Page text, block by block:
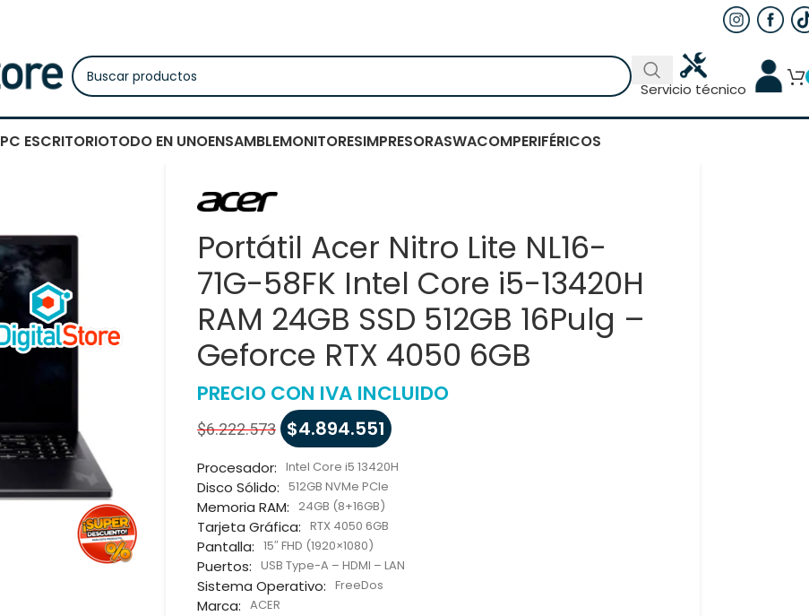
Servicio técnico
PC ESCRITORIOTODO EN UNOENSAMBLEMONITORESIMPRESORASWACOMPERIFÉRICOS
Portátil Acer Nitro Lite NL16-
71G-58FK Intel Core i5-13420H
RAM 24GB SSD 512GB 16Pulg –
Geforce RTX 4050 6GB
PRECIO CON IVA INCLUIDO
$6.222.573 $4.894.551
Procesador: Intel Core i5 13420H
Disco Sólido: 512GB NVMe PCIe
Memoria RAM: 24GB (8+16GB)
Tarjeta Gráfica: RTX 4050 6GB
Pantalla: 15″ FHD (1920×1080)
Puertos: USB Type-A – HDMI – LAN
Sistema Operativo: FreeDos
Marca: ACER